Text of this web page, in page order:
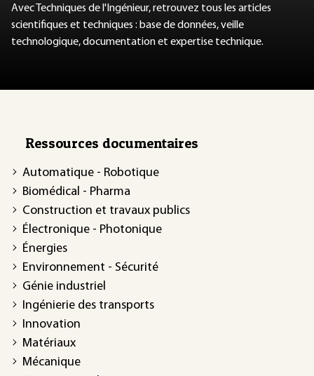
Avec Techniques de l'Ingénieur, retrouvez tous les articles
scientifiques et techniques : base de données, veille
technologique, documentation et expertise technique.
Ressources documentaires
Automatique - Robotique
Biomédical - Pharma
Construction et travaux publics
Électronique - Photonique
Énergies
Environnement - Sécurité
Génie industriel
Ingénierie des transports
Innovation
Matériaux
Mécanique